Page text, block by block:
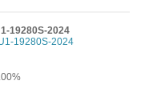
19280S-2024